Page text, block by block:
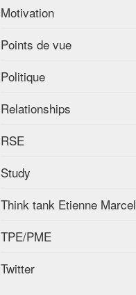
Motivation
Points de vue
Politique
Relationships
RSE
Study
Think tank Etienne Marcel
TPE/PME
Twitter